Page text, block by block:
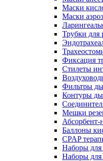
Маски
Маски
Трубки для
Фиксация
Стилеты
Фильтры
Контуры
Мешки
Абсорбент-
Баллоны
CPAP
Наборы для
Наборы для